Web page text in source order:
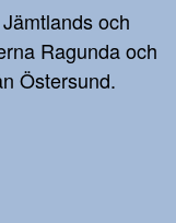
och
Ragunda och
Östersund.